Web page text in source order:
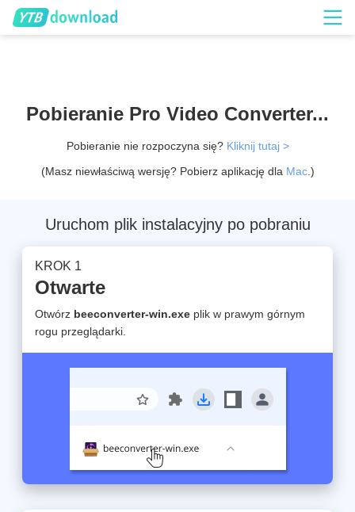
Pobieranie Pro Video Converter...
Pobieranie nie rozpoczyna się? Kliknij tutaj >
(Masz niewłaściwą wersję? Pobierz aplikację dla Mac.)
Uruchom plik instalacyjny po pobraniu
KROK 1
Otwarte
Otwórz beeconverter-win.exe plik w prawym górnym
rogu przeglądarki.